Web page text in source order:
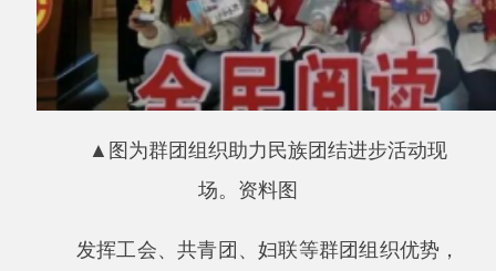
举办各类群众喜闻乐见的文化文艺、体育健
国家通用语言文字学习推广，促进广大群众共同